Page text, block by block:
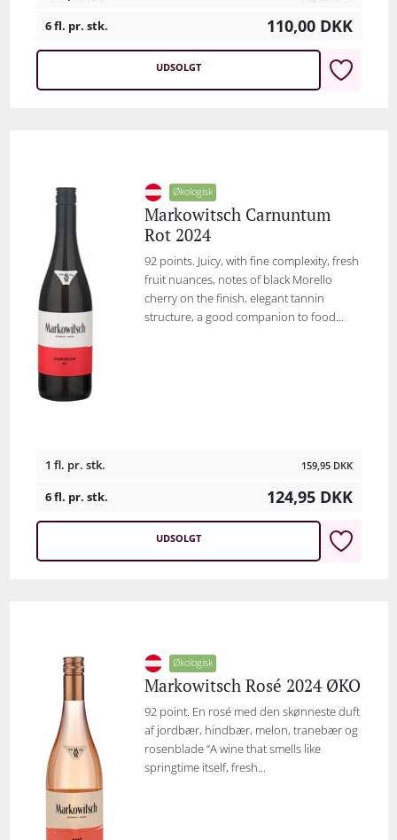
6 fl. pr. stk. 110,00 DKK
UDSOLGT
Økologisk
Markowitsch Carnuntum
Rot 2024
92 points. Juicy, with fine complexity, fresh
fruit nuances, notes of black Morello
cherry on the finish, elegant tannin
structure, a good companion to food...
1 fl. pr. stk. 159,95 DKK
6 fl. pr. stk. 124,95 DKK
UDSOLGT
Økologisk
Markowitsch Rosé 2024 ØKO
92 point. En rosé med den skønneste duft
af jordbær, hindbær, melon, tranebær og
rosenblade “A wine that smells like
springtime itself, fresh...